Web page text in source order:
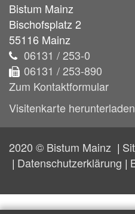
Bistum Mainz
Bischofsplatz 2
55116 Mainz
06131 / 253-0
06131 / 253-890
Zum Kontaktformular
Visitenkarte herunterladen
2020 © Bistum Mainz
Datenschutzerklärung